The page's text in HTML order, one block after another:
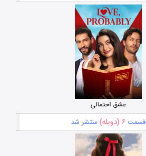
عشق احتمالی
قسمت ۶ (دوبله) منتشر شد